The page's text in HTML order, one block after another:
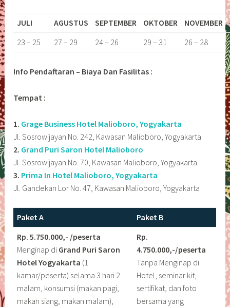
JULI AGUSTUS SEPTEMBER OKTOBER NOVEMBER
23 – 25
27 – 29 24 – 26 29 – 31 26 – 28
Info Pendaftaran – Biaya Dan Fasilitas :
Tempat :
1. Grage Business Hotel Malioboro, Yogyakarta
Jl. Sosrowijayan No. 242, Kawasan Malioboro, Yogyakarta
2. Grand Puri Saron Hotel Malioboro
Jl. Sosrowijayan No. 70, Kawasan Malioboro, Yogyakarta
3. Prima In Hotel Malioboro, Yogyakarta
Jl. Gandekan Lor No. 47, Kawasan Malioboro, Yogyakarta
Paket A
Paket B
Rp. 5.750.000,- /peserta
Menginap di Grand Puri Saron
Hotel Yogyakarta (1
kamar/peserta) selama 3 hari 2
malam, konsumsi (makan pagi,
makan siang, makan malam),
Rp.
4.750.000,-/peserta
Tanpa Menginap di
Hotel, seminar kit,
sertifikat, dan foto
bersama yang